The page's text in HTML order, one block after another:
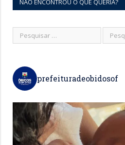
NÃO ENCONTROU O QUE QUERIA?
prefeituradeobidosof